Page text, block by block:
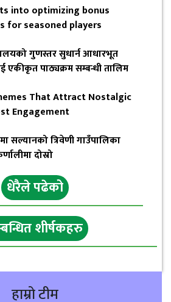
into optimizing bonus
for seasoned players
गुणस्तर सुधार्न आधारभूत
एकीकृत पाठ्यक्रम सम्बन्धी तालिम
That Attract Nostalgic
Engagement
सल्यानको त्रिवेणी गाउँपालिका
दोस्रो
धेरैले पढेको
शीर्षकहरु
into optimizing bonus
for seasoned players
That Attract Nostalgic
Boost Engagement
Mobile App Features and
Benefits
Improve Win Rates in
Games Using Advanced
Techniques
Policies for Bonus
Gaming Platforms
of Payout Technologies in
Online Casinos
हाम्रो टीम